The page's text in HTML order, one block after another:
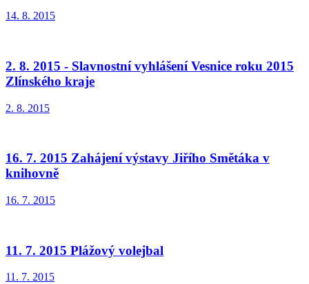
14. 8. 2015
2. 8. 2015 - Slavnostní vyhlášení Vesnice roku 2015
Zlínského kraje
2. 8. 2015
16. 7. 2015 Zahájení výstavy Jiřího Smětáka v
knihovně
16. 7. 2015
11. 7. 2015 Plážový volejbal
11. 7. 2015